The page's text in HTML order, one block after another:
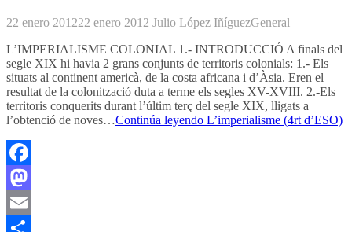
22 enero 201222 enero 2012 Julio López IñíguezGeneral
L’IMPERIALISME COLONIAL 1.- INTRODUCCIÓ A finals del
segle XIX hi havia 2 grans conjunts de territoris colonials: 1.- Els
situats al continent americà, de la costa africana i d’Àsia. Eren el
resultat de la colonització duta a terme els segles XV-XVIII. 2.-Els
territoris conquerits durant l’últim terç del segle XIX, lligats a
l’obtenció de noves…Continúa leyendo L’imperialisme (4rt d’ESO)
Facebook
Mastodon
Email